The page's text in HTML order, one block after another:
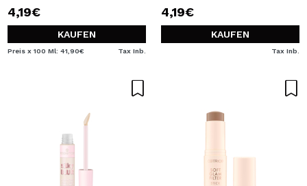
4,19€
KAUFEN
Preis x 100 Ml: 41,90€ Tax Inb.
4,19€
KAUFEN
Tax Inb.